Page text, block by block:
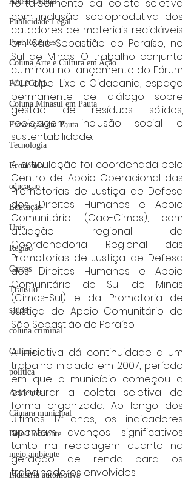
Publicidade Legal
Post Recentes
Coluna Arte e Cultura em Ação
POLICIAL
Coluna Minasul em Pauta
Prevenção em Pauta
Tecnologia
Economia
educaçao
Educação
Unis
Região
Carros
Trânsito
saúde
coluna criminal
Cultura
politica
Acidentes
Câmara municipal
Belo Horizonte
meio ambiente
Industria automotiva
fortalecimento da coleta seletiva
com inclusão socioprodutiva dos
catadores de materiais recicláveis
em São Sebastião do Paraíso, no
Sul de Minas. O trabalho conjunto
culminou no lançamento do Fórum
Municipal Lixo e Cidadania, espaço
permanente de diálogo sobre
gestão de resíduos sólidos,
reciclagem, inclusão social e
sustentabilidade.
A articulação foi coordenada pelo
Centro de Apoio Operacional das
Promotorias de Justiça de Defesa
dos Direitos Humanos e Apoio
Comunitário (Cao-Cimos), com
atuação regional da
Coordenadoria Regional das
Promotorias de Justiça de Defesa
dos Direitos Humanos e Apoio
Comunitário do Sul de Minas
(Cimos-Sul) e da Promotoria de
Justiça de Apoio Comunitário de
São Sebastião do Paraíso.
A iniciativa dá continuidade a um
trabalho iniciado em 2007, período
em que o município começou a
estruturar a coleta seletiva de
forma organizada. Ao longo dos
últimos 17 anos, os indicadores
apontam avanços significativos
tanto na reciclagem quanto na
geração de renda para os
trabalhadores envolvidos.